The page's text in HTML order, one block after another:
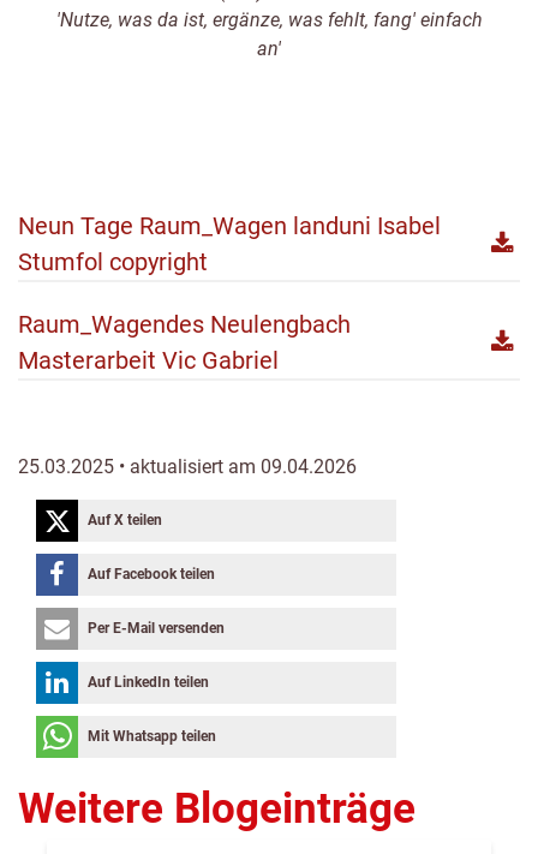
'Nutze, was da ist, ergänze, was fehlt, fang' einfach
an'
Neun Tage Raum_Wagen landuni Isabel
Stumfol copyright
Raum_Wagendes Neulengbach
Masterarbeit Vic Gabriel
25.03.2025 • aktualisiert am 09.04.2026
Auf X teilen
Auf Facebook teilen
Per E-Mail versenden
Auf LinkedIn teilen
Mit Whatsapp teilen
Weitere Blogeinträge